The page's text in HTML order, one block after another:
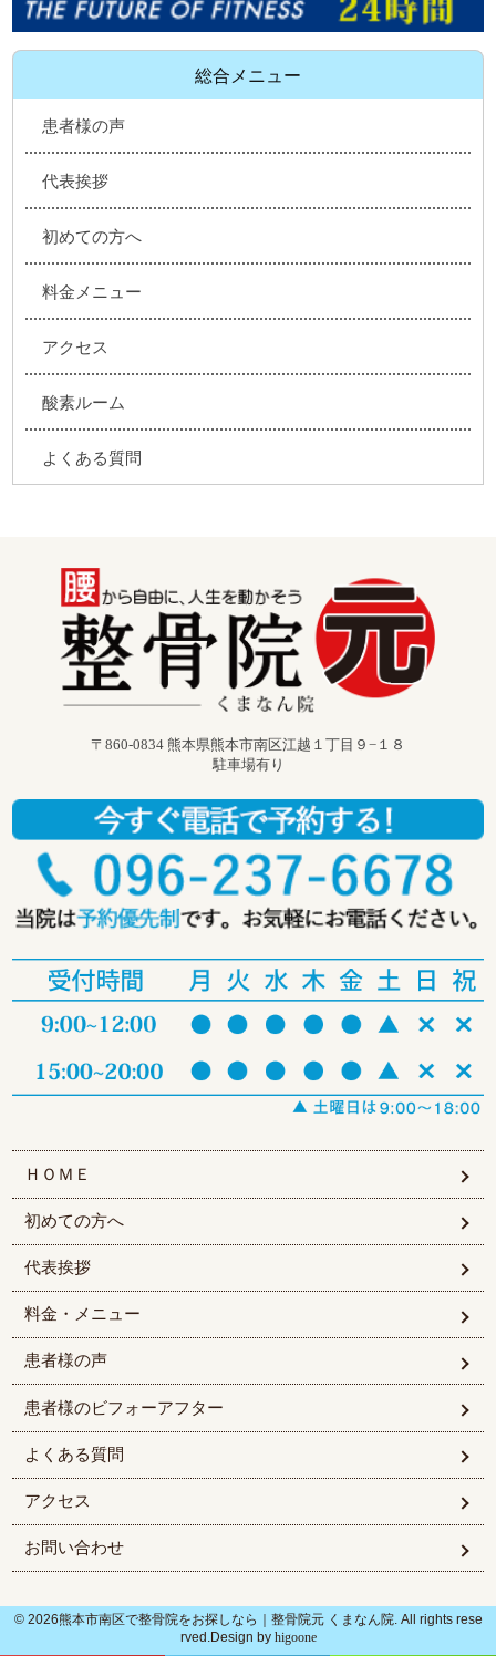
総合メニュー
患者様の声
代表挨拶
初めての方へ
料金メニュー
アクセス
酸素ルーム
よくある質問
〒860-0834 熊本県熊本市南区江越１丁目９−１８
駐車場有り
ＨＯＭＥ
初めての方へ
代表挨拶
料金・メニュー
患者様の声
患者様のビフォーアフター
よくある質問
アクセス
お問い合わせ
© 2026熊本市南区で整骨院をお探しなら｜整骨院元 くまなん院. All rights rese
rved.Design by higoone